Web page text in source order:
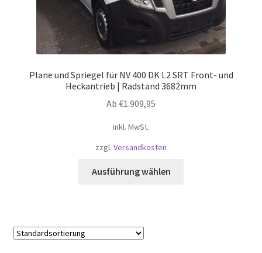
Plane und Spriegel für NV 400 DK L2 SRT Front- und
Heckantrieb | Radstand 3682mm
Ab €1.909,95
inkl. MwSt.
zzgl. Versandkosten
Ausführung wählen